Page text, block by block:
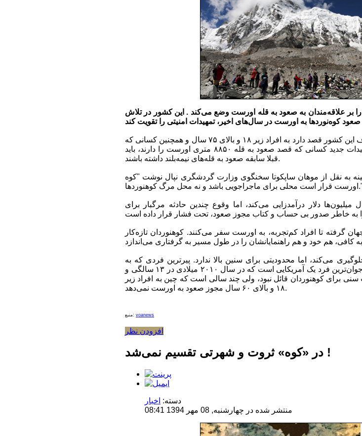
بر علاقه‌مندان به صعود به قله اورست وضع می‌کند . این کشور در تلاش
به گفته وزارت گردشگری نپال، در راستای این هدف این کشور قصد دارد به افراد زیر ۱۸ و بالای ۷۵ سال و همچنین کسانی که
دارای معلولیت هستند مجوز صعود ندهد. تحت تمهیدات جدید کسانی که قصد صعود به قله ۸۸۵۰ متری اورست را دارند، باید
قبلا سابقه صعود به قله‌های نیمه‌بلند داشته باشند.
به نقل از موهان ساپکوتا سخنگوی وزارت گردشگری نپال نوشت "کوه
و نه محل مرگ کوهنوردها."
دلار درآمدزایی می‌کند، اما وقوع چندین حادثه مرگبار برای
گرفته تا افراد کم‌تجربه، به اورست سفر می‌کنند. کوهنوردان تازه‌کار
نپال از صعود افراد زیر ۱۶ سال جلوگیری می‌کند، اما محدودیتی برای سنین بالا ندارد. پیرترین فردی که به
اورست صعود کرده یک کوهنورد ۸۰ ساله ژاپنی و جوان‌ترین فرد یک آمریکایی است که در سال ۲۰۱۰ میلادی در ۱۳ سالگی و
برای کوهنوردان قائل نبود، ولی چند سالی است که چین به افراد زیر
۱۸ و بالای ۶۰ سال مجوز صعود به اورست نمی‌دهد.
منبع: voanews
افزودن نظر
در «كوه» ثروت و شهرتی تقسيم نمی‌شد !
دسته: اخبار
منتشر شده در چهارشنبه, 08 مهر 1394 08:41